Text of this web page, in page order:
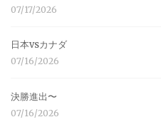
07/17/2026
日本vsカナダ
07/16/2026
決勝進出〜
07/16/2026